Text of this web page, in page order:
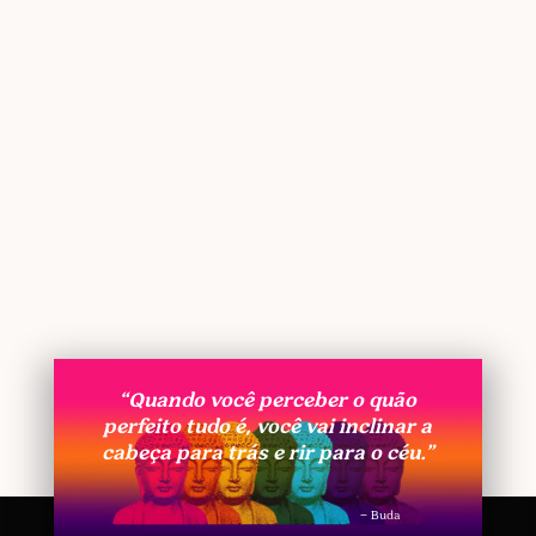
“Quando você perceber o quão
perfeito tudo é, você vai inclinar a
cabeça para trás e rir para o céu.”
– Buda